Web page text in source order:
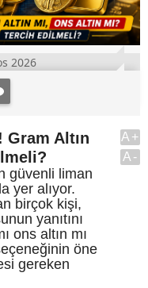
2026
Gram Altın
güvenli liman
yer alıyor.
birçok kişi,
yanıtını
ons altın mı
öne
gereken
A+
A-